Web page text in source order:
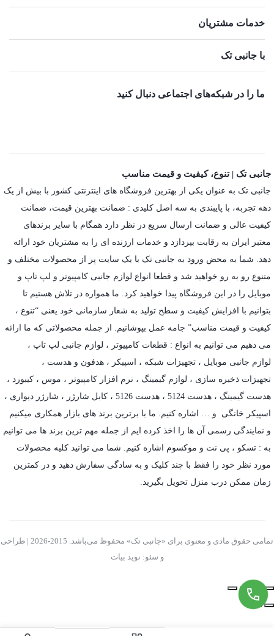
خدمات مشتریان
با جانبی تک
ما را در شبکه‌های اجتماعی دنبال کنید
جانبی تک | تنوع، کیفیت و قیمت مناسب
جانبی تک به عنوان یکی از بهترین فروشگاه های اینترنتی کشور با بیش از یک
دهه تجربه، با پایبندی به سه اصل کلیدی : ضمانت بهترین قیمت، ضمانت
کیفیت عالی و ضمانت ارسال سریع در نظر دارد همگام با سایر برندهای
معتبر ایران به رقابت بپردازد و خدمات ارزنده ای را به مشتریان خود ارائه
دهد. شما به محض ورود به جانبی تک با یک سایت پر از محصولات مختلف و
متنوع رو به رو خواهید شد و قطعا انواع لوازم جانبی کامپیوتر و لپ تاپ و
موبایل را در این فروشگاه پیدا خواهید کرد. ما همواره در تلاش هستیم تا
بتوانیم با افزایش کیفیت و سطح تولید به شعار سازمانی خود یعنی “تنوع ،
کیفیت و قیمت مناسب” جامه عمل بپوشانیم. از جمله محصولاتی که ما ارائه
می دهیم می توانیم به انواع : قطعات کامپیوتر ، لوازم جانبی لپ تاپ ،
لوازم جانبی موبایل ، تجهیزات شبکه ، اسپیکر ، هدفون و هدست ،
تجهیزات ذخیره سازی ، لوازم گیمینگ ، نرم افزار کامپیوتر ، موس ، کیبورد ،
هدست گیمینگ ، هدست 5124 ، هدست 5126 ، کابل شارژر ، شارژر دیواری ،
اسپیکر خانگی و … اشاره کنیم. ما با برترین برند های بازار همکاری میکنیم
و نمایندگی رسمی آن ها را اخذ کرده ایم از جمله مهم ترین برند ها می توانیم
به : تسکو ، پی نت و موکسوم اشاره کنیم. شما می توانید کلیه محصولات
مورد نظر خود را فقط با چند کلیک و به سادگی سفارش دهید و در کمترین
زمان ممکن درب منزل تحویل بگیرید.
تمامی حقوق مادی و معنوی برای «جانبی تک» محفوظ می‌باشد. 2015-2026 | طراحی
و سئو: نوید بیات